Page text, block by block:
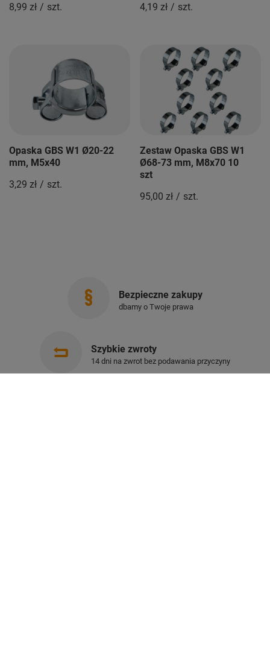
8,99 zł / szt.
4,19 zł / szt.
Opaska GBS W1 Ø20-22
mm, M5x40
3,29 zł / szt.
Zestaw Opaska GBS W1
Ø68-73 mm, M8x70 10
szt
95,00 zł / szt.
Bezpieczne zakupy
dbamy o Twoje prawa
Szybkie zwroty
14 dni na zwrot bez podawania przyczyny